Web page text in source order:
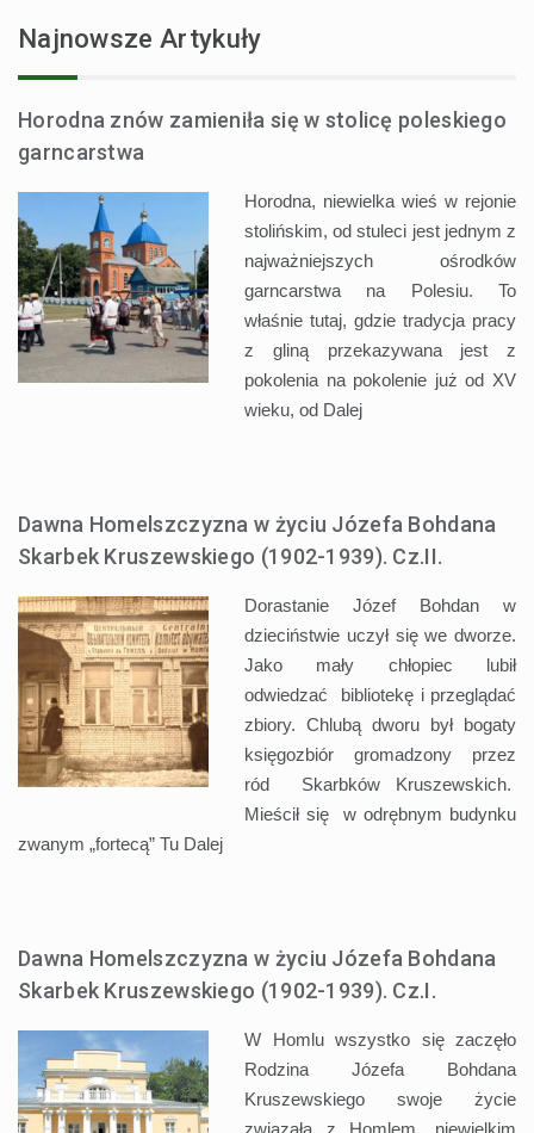
Najnowsze Artykuły
Horodna znów zamieniła się w stolicę poleskiego
garncarstwa
Horodna, niewielka wieś w rejonie
stolińskim, od stuleci jest jednym z
najważniejszych ośrodków
garncarstwa na Polesiu. To
właśnie tutaj, gdzie tradycja pracy
z gliną przekazywana jest z
pokolenia na pokolenie już od XV
wieku, od Dalej
Dawna Homelszczyzna w życiu Józefa Bohdana
Skarbek Kruszewskiego (1902-1939). Cz.II.
Dorastanie Józef Bohdan w
dzieciństwie uczył się we dworze.
Jako mały chłopiec lubił
odwiedzać bibliotekę i przeglądać
zbiory. Chlubą dworu był bogaty
księgozbiór gromadzony przez
ród Skarbków Kruszewskich.
Mieścił się w odrębnym budynku
zwanym „fortecą” Tu Dalej
Dawna Homelszczyzna w życiu Józefa Bohdana
Skarbek Kruszewskiego (1902-1939). Cz.I.
W Homlu wszystko się zaczęło
Rodzina Józefa Bohdana
Kruszewskiego swoje życie